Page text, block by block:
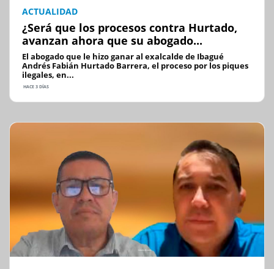
ACTUALIDAD
¿Será que los procesos contra Hurtado,
avanzan ahora que su abogado...
El abogado que le hizo ganar al exalcalde de Ibagué
Andrés Fabián Hurtado Barrera, el proceso por los piques
ilegales, en...
HACE 3 DÍAS